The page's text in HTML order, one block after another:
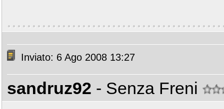
Inviato: 6 Ago 2008 13:27
sandruz92 - Senza Freni